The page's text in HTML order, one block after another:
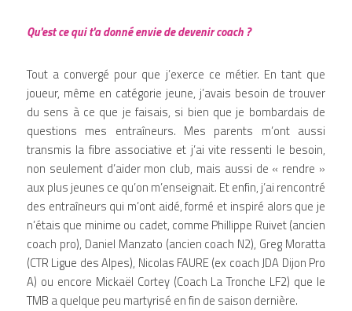
Qu'est ce qui t'a donné envie de devenir coach ?
Tout a convergé pour que j’exerce ce métier. En tant que
joueur, même en catégorie jeune, j’avais besoin de trouver
du sens à ce que je faisais, si bien que je bombardais de
questions mes entraîneurs. Mes parents m’ont aussi
transmis la fibre associative et j’ai vite ressenti le besoin,
non seulement d’aider mon club, mais aussi de « rendre »
aux plus jeunes ce qu’on m’enseignait. Et enfin, j’ai rencontré
des entraîneurs qui m’ont aidé, formé et inspiré alors que je
n’étais que minime ou cadet, comme Phillippe Ruivet (ancien
coach pro), Daniel Manzato (ancien coach N2), Greg Moratta
(CTR Ligue des Alpes), Nicolas FAURE (ex coach JDA Dijon Pro
A) ou encore Mickaël Cortey (Coach La Tronche LF2) que le
TMB a quelque peu martyrisé en fin de saison dernière.